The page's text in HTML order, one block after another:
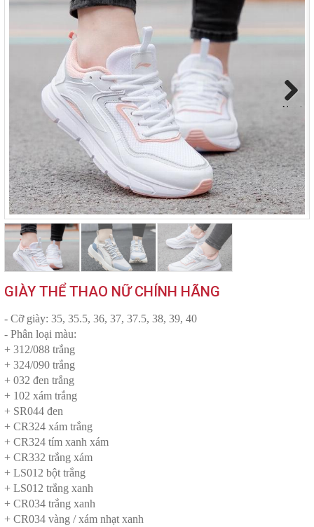
Next
GIÀY THỂ THAO NỮ CHÍNH HÃNG
- Cỡ giày: 35, 35.5, 36, 37, 37.5, 38, 39, 40
- Phân loại màu:
+ 312/088 trắng
+ 324/090 trắng
+ 032 đen trắng
+ 102 xám trắng
+ SR044 đen
+ CR324 xám trắng
+ CR324 tím xanh xám
+ CR332 trắng xám
+ LS012 bột trắng
+ LS012 trắng xanh
+ CR034 trắng xanh
+ CR034 vàng / xám nhạt xanh